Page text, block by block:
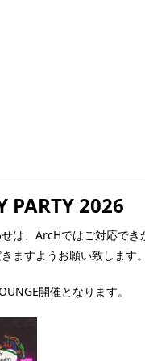
PARTY 2026
は、ArcHではご対応でき
ますようお願い致します。
開催となります。
入場制限] MEN ONLY（
売品特典付き！)】 ●ピー